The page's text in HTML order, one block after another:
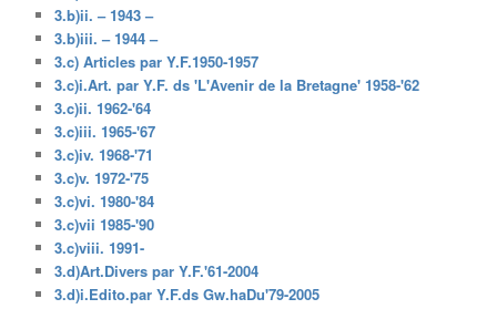
3.b)ii. – 1943 –
3.b)iii. – 1944 –
3.c) Articles par Y.F.1950-1957
3.c)i.Art. par Y.F. ds 'L'Avenir de la Bretagne' 1958-'62
3.c)ii. 1962-'64
3.c)iii. 1965-'67
3.c)iv. 1968-'71
3.c)v. 1972-'75
3.c)vi. 1980-'84
3.c)vii 1985-'90
3.c)viii. 1991-
3.d)Art.Divers par Y.F.'61-2004
3.d)i.Edito.par Y.F.ds Gw.haDu'79-2005